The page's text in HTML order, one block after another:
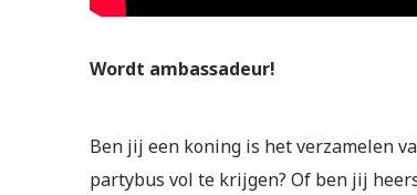
Wordt ambassadeur!
Ben jij een koning is het verzamelen
partybus vol te krijgen? Of ben jij